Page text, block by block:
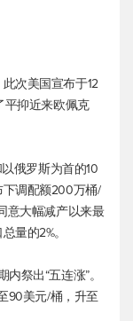
次美国宣布于12
平抑近来欧佩克
俄罗斯为首的10
调配额200万桶/
意大幅减产以来最
量的2%。
祭出“五连涨”。
90美元/桶，升至